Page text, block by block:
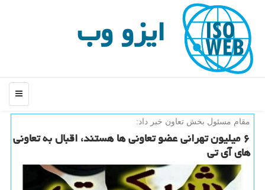
ایزو وب
منو
مقام مسئول بخش تعاون خبر داد:
۶ میلیون تهرانی عضو تعاونی ها هستند، اقبال به تعاونی
های آی تی